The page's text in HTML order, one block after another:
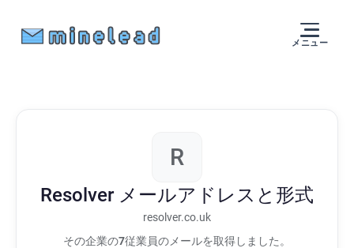
メニュー
R
Resolver メールアドレスと形式
resolver.co.uk
その企業の7従業員のメールを取得しました。